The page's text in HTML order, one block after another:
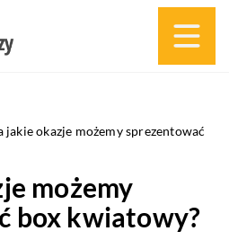
jakie okazje możemy sprezentować
możemy
box kwiatowy?